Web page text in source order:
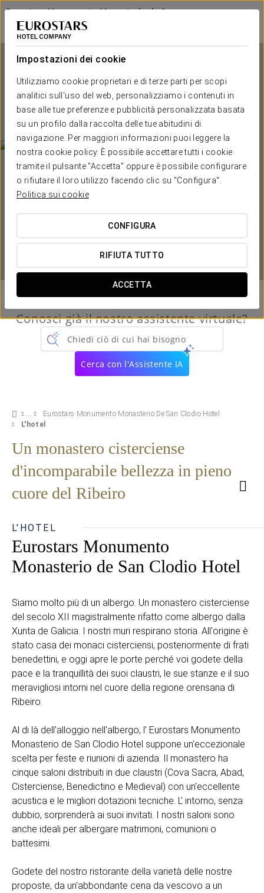
Impostazioni dei cookie
Utilizziamo cookie proprietari e di terze parti per scopi
analitici sull'uso del web, personalizziamo i contenuti in
base alle tue preferenze e pubblicità personalizzata basata
su un profilo dalla raccolta delle tue abitudini di
navigazione. Per maggiori informazioni puoi leggere la
nostra cookie policy. È possibile accettare tutti i cookie
tramite il pulsante "Accetta" oppure è possibile configurare
o rifiutare il loro utilizzo facendo clic su "Configura".
Politica sui cookie
CONFIGURA
RIFIUTA TUTTO
ACCETTA
Eurostars Monumento Monasterio de San
Clodio Hotel
OURENSE - LEIRO
Eurostars Monumento
Monasterio de San Clodio
Hotel
OURENSE - LEIRO
QUANDO VUOI ANDARE?
Conosci già il nostro assistente virtuale?
Chiedi ciò di cui hai bisogno
Cerca con l'Assistente IA
Eurostars Monumento Monasterio De San Clodio Hotel
L'hotel
Un monastero cisterciense
d'incomparabile bellezza in pieno
cuore del Ribeiro
L'HOTEL
Eurostars Monumento
Monasterio de San Clodio Hotel
Siamo molto più di un albergo. Un monastero cisterciense
del secolo XII magistralmente rifatto come albergo dalla
Xunta de Galicia. I nostri muri respirano storia. All'origine è
stato casa dei monaci cisterciensi, posteriormente di frati
benedettini, e oggi apre le porte perché voi godete della
pace e la tranquillità dei suoi claustri, le sue stanze e il suo
meravigliosi intorni nel cuore della regione orensana di
Ribeiro.
Al di là dell'alloggio nell'albergo, l' Eurostars Monumento
Monasterio de San Clodio Hotel suppone un'eccezionale
scelta per feste e riunioni di azienda. Il monastero ha
cinque saloni distribuiti in due claustri (Cova Sacra, Abad,
Cisterciense, Benedictino e Medieval) con un'eccellente
acustica e le migliori dotazioni tecniche. L' intorno, senza
dubbio, sorprenderà ai suoi invitati. I nostri saloni sono
anche ideali per albergare matrimoni, comunioni o
battesimi.
Godete del nostro ristorante della varietà delle nostre
proposte, da un'abbondante cena da vescovo a un